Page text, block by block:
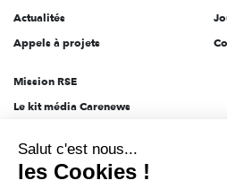
Actualités
Appels à projets
Mission RSE
Le kit média Carenews
AEF info
Novethic
Salut c'est nous...
les Cookies !